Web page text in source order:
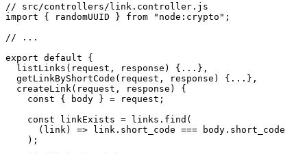
// src/controllers/link.controller.js
import { randomUUID } from "node:crypto";
// ...
export default {
  listLinks(request, response) {...},
  getLinkByShortCode(request, response) {...},
  createLink(request, response) {
    const { body } = request;
    const linkExists = links.find(
      (link) => link.short_code === body.short_code
    );